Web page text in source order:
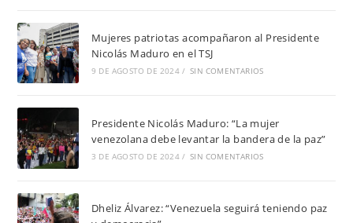
Mujeres patriotas acompañaron al Presidente
Nicolás Maduro en el TSJ
9 DE AGOSTO DE 2024 / SIN COMENTARIOS
Presidente Nicolás Maduro: “La mujer
venezolana debe levantar la bandera de la paz”
3 DE AGOSTO DE 2024 / SIN COMENTARIOS
Dheliz Álvarez: “Venezuela seguirá teniendo paz